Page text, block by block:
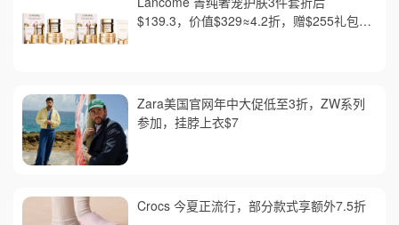
$139.3，价值$329≈4.2折，赠$255礼包含
Zara美国官网年中大促低至3折，ZW系列
参加，挂脖上衣$7
Crocs 今夏正流行，部分款式享额外7.5折